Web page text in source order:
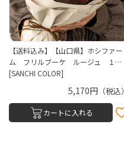
【送料込み】【山口県】ホシファー
ム フリルブーケ ルージュ １…
[SANCHI COLOR]
5,170円（税込）
カートに入れる